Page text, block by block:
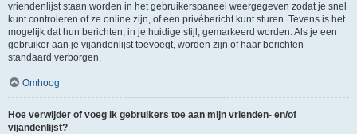
vriendenlijst staan worden in het gebruikerspaneel weergegeven zodat je snel
kunt controleren of ze online zijn, of een privébericht kunt sturen. Tevens is het
mogelijk dat hun berichten, in je huidige stijl, gemarkeerd worden. Als je een
gebruiker aan je vijandenlijst toevoegt, worden zijn of haar berichten
standaard verborgen.
Omhoog
Hoe verwijder of voeg ik gebruikers toe aan mijn vrienden- en/of
vijandenlijst?